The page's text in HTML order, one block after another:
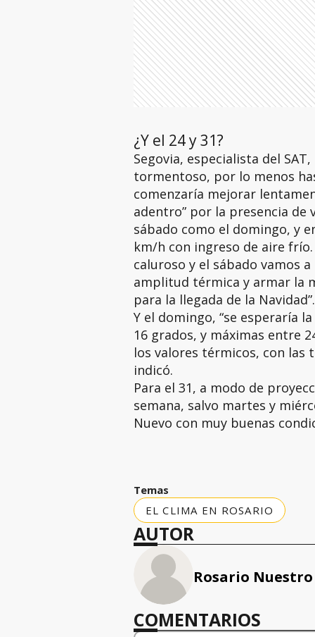
¿Y el 24 y 31?
Segovia, especialista del
tormentoso, por lo menos
comenzaría mejorar
adentro” por la presencia
sábado como el domingo, y
km/h con ingreso de aire
caluroso y el sábado vamos
amplitud térmica y armar la
para la llegada de la Navidad”.
Y el domingo, “se esperaría
16 grados, y máximas entre
los valores térmicos, con las
indicó.
Para el 31, a modo de
semana, salvo martes y
Nuevo con muy buenas
Temas
EL CLIMA EN ROSARIO
AUTOR
Rosario Nuestro
COMENTARIOS